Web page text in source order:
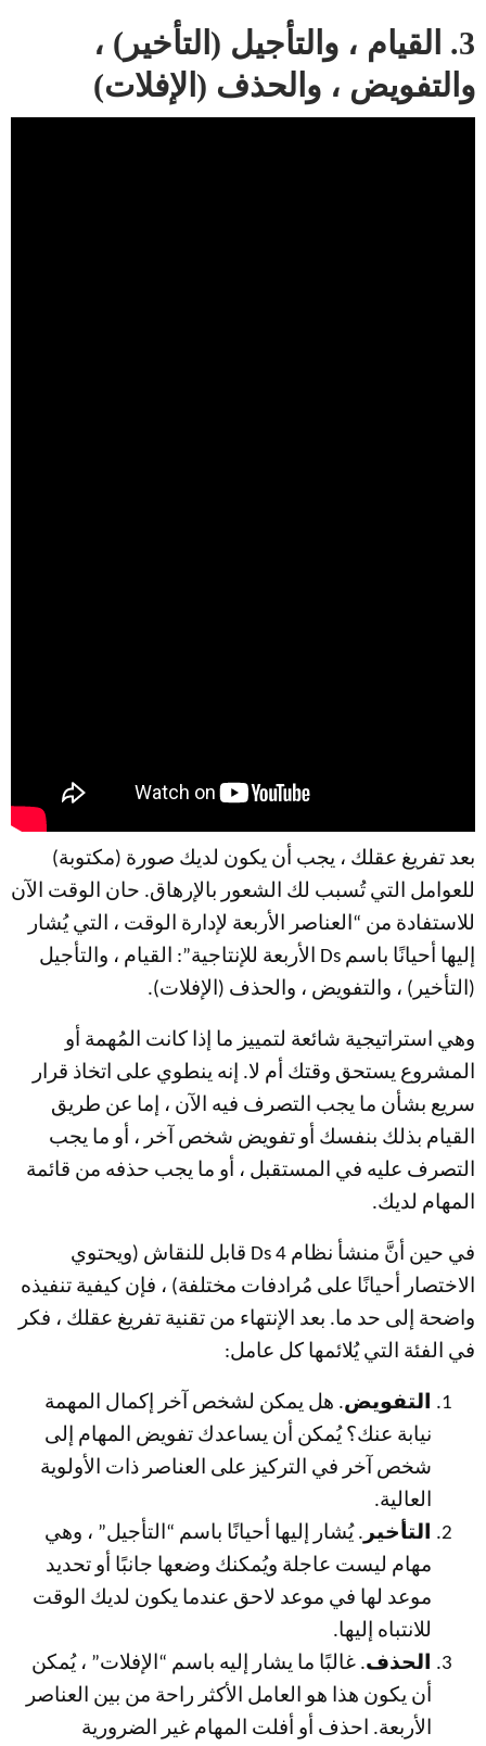
3. القيام ، والتأجيل (التأخير) ،
والتفويض ، والحذف (الإفلات)
بعد تفريغ عقلك ، يجب أن يكون لديك صورة (مكتوبة)
للعوامل التي تُسبب لك الشعور بالإرهاق. حان الوقت الآن
للاستفادة من “العناصر الأربعة لإدارة الوقت ، التي يُشار
إليها أحيانًا باسم Ds الأربعة للإنتاجية”: القيام ، والتأجيل
(التأخير) ، والتفويض ، والحذف (الإفلات).
وهي استراتيجية شائعة لتمييز ما إذا كانت المُهمة أو
المشروع يستحق وقتك أم لا. إنه ينطوي على اتخاذ قرار
سريع بشأن ما يجب التصرف فيه الآن ، إما عن طريق
القيام بذلك بنفسك أو تفويض شخص آخر ، أو ما يجب
التصرف عليه في المستقبل ، أو ما يجب حذفه من قائمة
المهام لديك.
في حين أنَّ منشأ نظام 4 Ds قابل للنقاش (ويحتوي
الاختصار أحيانًا على مُرادفات مختلفة) ، فإن كيفية تنفيذه
واضحة إلى حد ما. بعد الإنتهاء من تقنية تفريغ عقلك ، فكر
في الفئة التي يُلائمها كل عامل:
التفويض. هل يمكن لشخص آخر إكمال المهمة
نيابة عنك؟ يُمكن أن يساعدك تفويض المهام إلى
شخص آخر في التركيز على العناصر ذات الأولوية
العالية.
التأخير . يُشار إليها أحيانًا باسم “التأجيل” ، وهي
مهام ليست عاجلة ويُمكنك وضعها جانبًا أو تحديد
موعد لها في موعد لاحق عندما يكون لديك الوقت
للانتباه إليها.
الحذف. غالبًا ما يشار إليه باسم “الإفلات” ، يُمكن
أن يكون هذا هو العامل الأكثر راحة من بين العناصر
الأربعة. احذف أو أفلت المهام غير الضرورية